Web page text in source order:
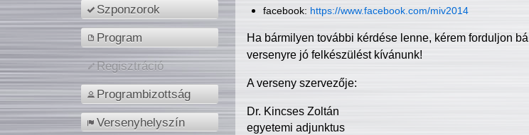
Szponzorok
Program
Regisztráció
Programbizottság
Versenyhelyszín
facebook: https://www.facebook.com/miv2014
Ha bármilyen további kérdése lenne, kérem forduljon
versenyre jó felkészülést kívánunk!
A verseny szervezője:
Dr. Kincses Zoltán
egyetemi adjunktus